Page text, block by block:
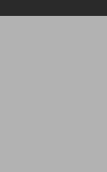
që çdo